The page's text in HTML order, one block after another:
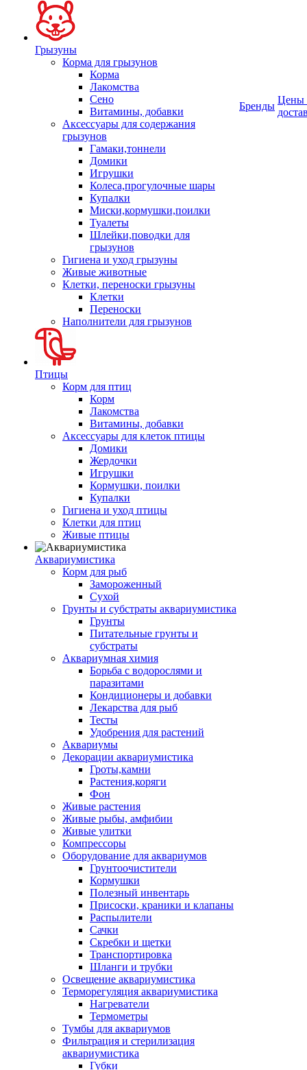
Грызуны
Корма для грызунов
Корма
Лакомства
Сено
Витамины, добавки
Аксессуары для содержания
грызунов
Гамаки,тоннели
Домики
Игрушки
Колеса,прогулочные шары
Купалки
Миски,кормушки,поилки
Туалеты
Шлейки,поводки для
грызунов
Гигиена и уход грызуны
Живые животные
Клетки, переноски грызуны
Клетки
Переноски
Наполнители для грызунов
Птицы
Корм для птиц
Корм
Лакомства
Витамины, добавки
Аксессуары для клеток птицы
Домики
Жердочки
Игрушки
Кормушки, поилки
Купалки
Гигиена и уход птицы
Клетки для птиц
Живые птицы
Аквариумистика
Корм для рыб
Замороженный
Сухой
Грунты и субстраты аквариумистика
Грунты
Питательные грунты и
субстраты
Аквариумная химия
Борьба с водорослями и
паразитами
Кондиционеры и добавки
Лекарства для рыб
Тесты
Удобрения для растений
Аквариумы
Декорации аквариумистика
Гроты,камни
Растения,коряги
Фон
Живые растения
Живые рыбы, амфибии
Живые улитки
Компрессоры
Оборудование для аквариумов
Грунтоочистители
Кормушки
Полезный инвентарь
Присоски, краники и клапаны
Распылители
Сачки
Скребки и щетки
Транспортировка
Шланги и трубки
Освещение аквариумистика
Терморегуляция аквариумистика
Нагреватели
Термометры
Тумбы для аквариумов
Фильтрация и стерилизация
аквариумистика
Губки
Бренды
Цены